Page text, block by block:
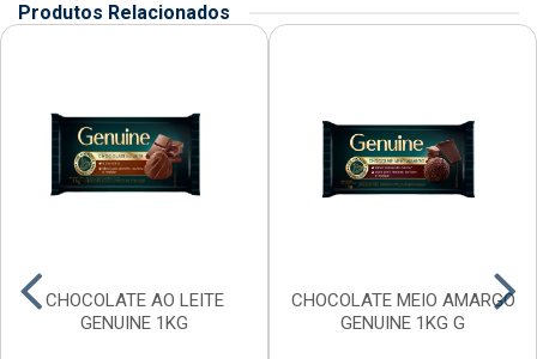
Produtos Relacionados
CHOCOLATE AO LEITE
GENUINE 1KG
CHOCOLATE MEIO AMARGO
GENUINE 1KG G